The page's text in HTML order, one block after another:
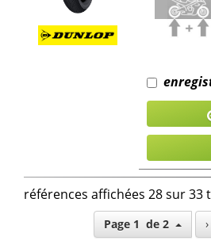
références affichées 28 sur 33
Page 1 de 2 ›